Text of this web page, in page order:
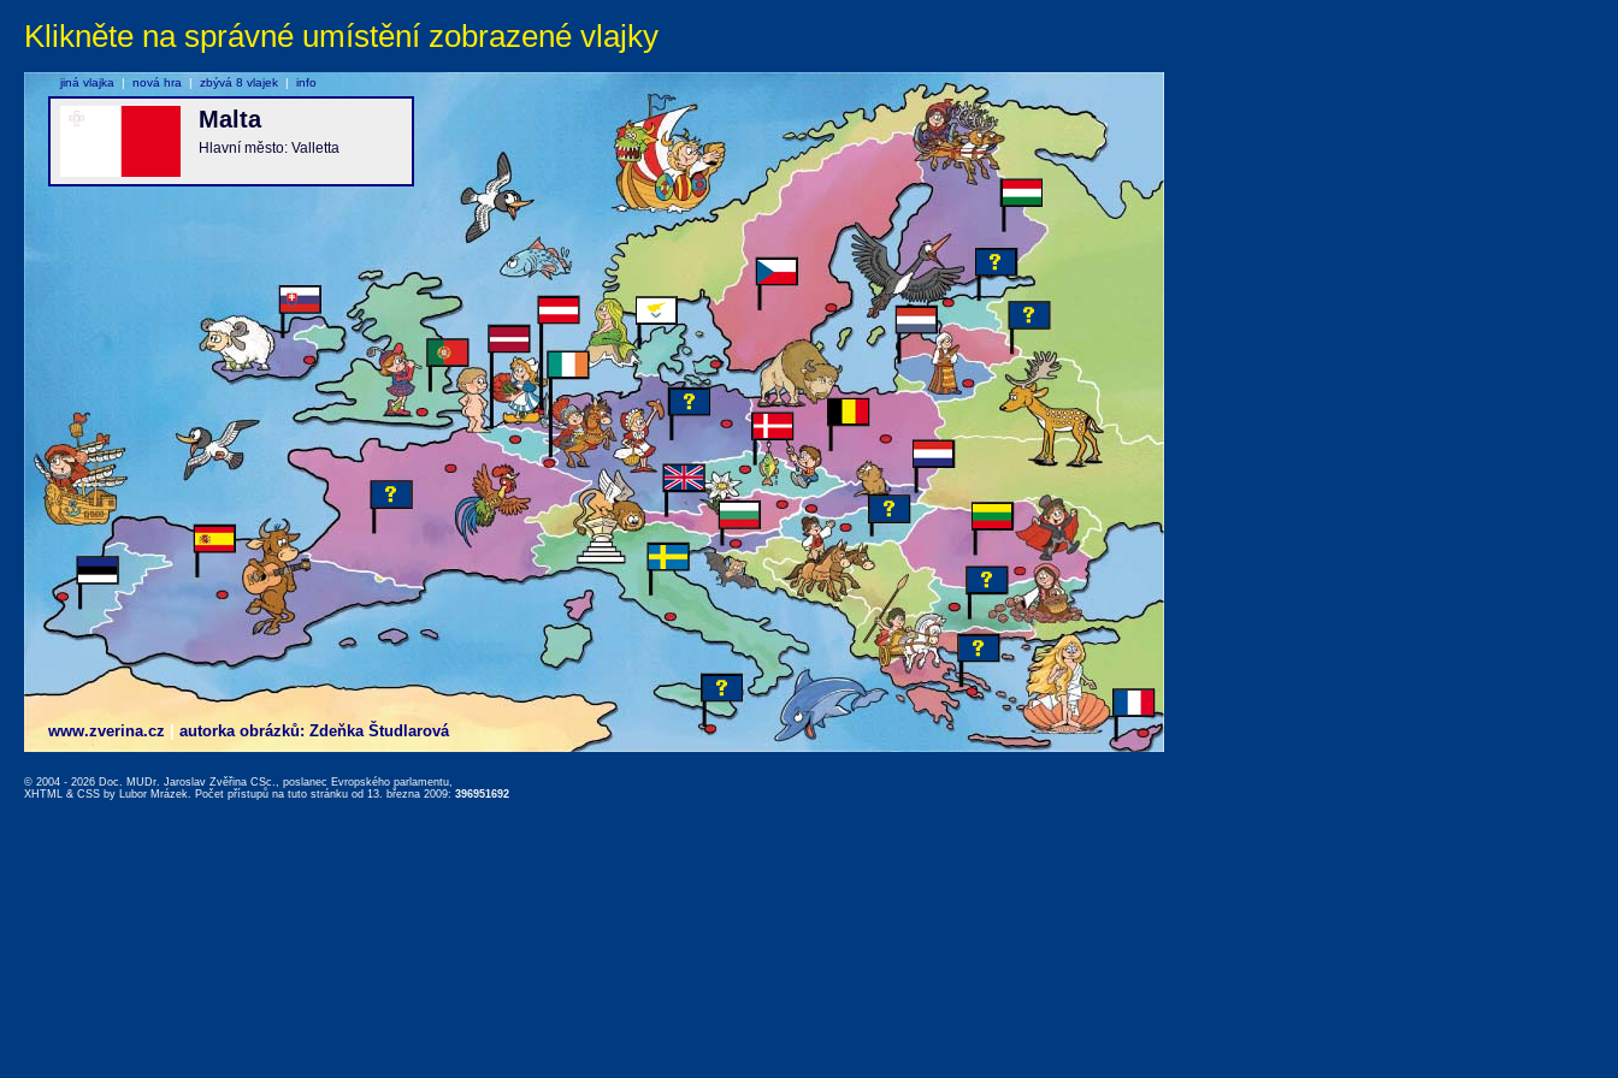
Klikněte na správné umístění zobrazené vlajky
www.zverina.cz autorka obrázků: Zdeňka Študlarová
Malta
Hlavní město: Valletta
jiná vlajka | nová hra | zbývá 8 vlajek | info
© 2004 - 2026 Doc. MUDr. Jaroslav Zvěřina CSc., poslanec Evropského parlamentu,
XHTML & CSS by Lubor Mrázek. Počet přístupů na tuto stránku od 13. března 2009: 396951692